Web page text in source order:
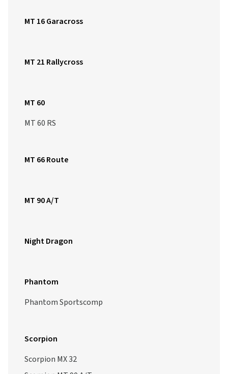
MT 16 Garacross
MT 21 Rallycross
MT 60
MT 60 RS
MT 66 Route
MT 90 A/T
Night Dragon
Phantom
Phantom Sportscomp
Scorpion
Scorpion MX 32